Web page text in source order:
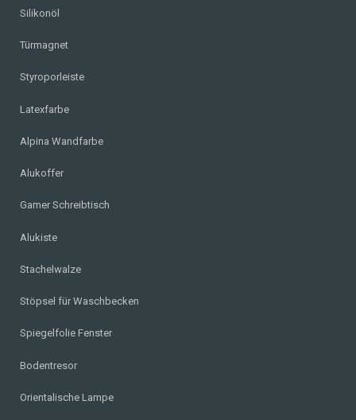
Silikonöl
Türmagnet
Styroporleiste
Latexfarbe
Alpina Wandfarbe
Alukoffer
Gamer Schreibtisch
Alukiste
Stachelwalze
Stöpsel für Waschbecken
Spiegelfolie Fenster
Bodentresor
Orientalische Lampe